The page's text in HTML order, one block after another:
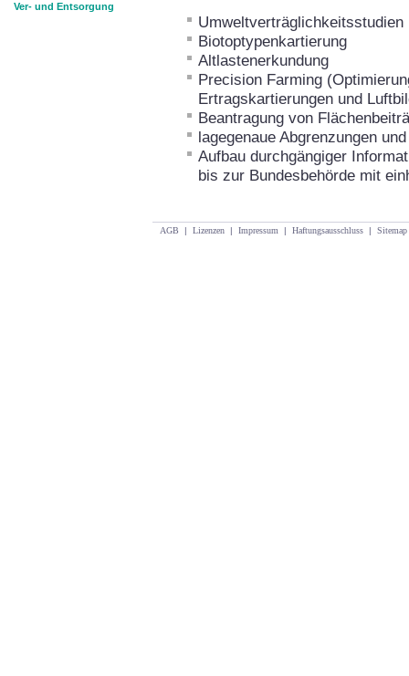
Ver- und Entsorgung
Umweltverträglichkeitsstudien
Biotoptypenkartierung
Altlastenerkundung
Precision Farming
Ertragskartierungen und
Beantragung von
lagegenaue Abgrenzungen
Aufbau durchgängiger
bis zur Bundesbehörde mit
AGB | Lizenzen | Impressum | Haftungsausschluss | Sitemap